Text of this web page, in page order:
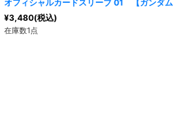
オフィシャルカードスリーブ 01 【ガンダム
¥3,480(税込)
在庫数1点